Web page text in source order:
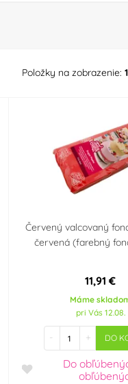
Položky na zobrazenie:
Červený valcovaný
červená (farebný
11,91 €
Máme
pri Vás 12.08.
- + DO
Do